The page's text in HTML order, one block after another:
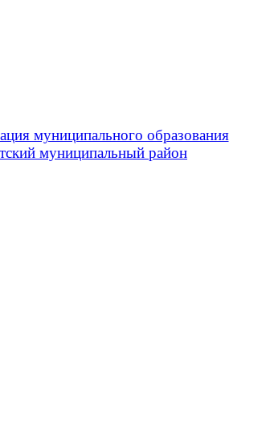
муниципального образования
муниципальный район